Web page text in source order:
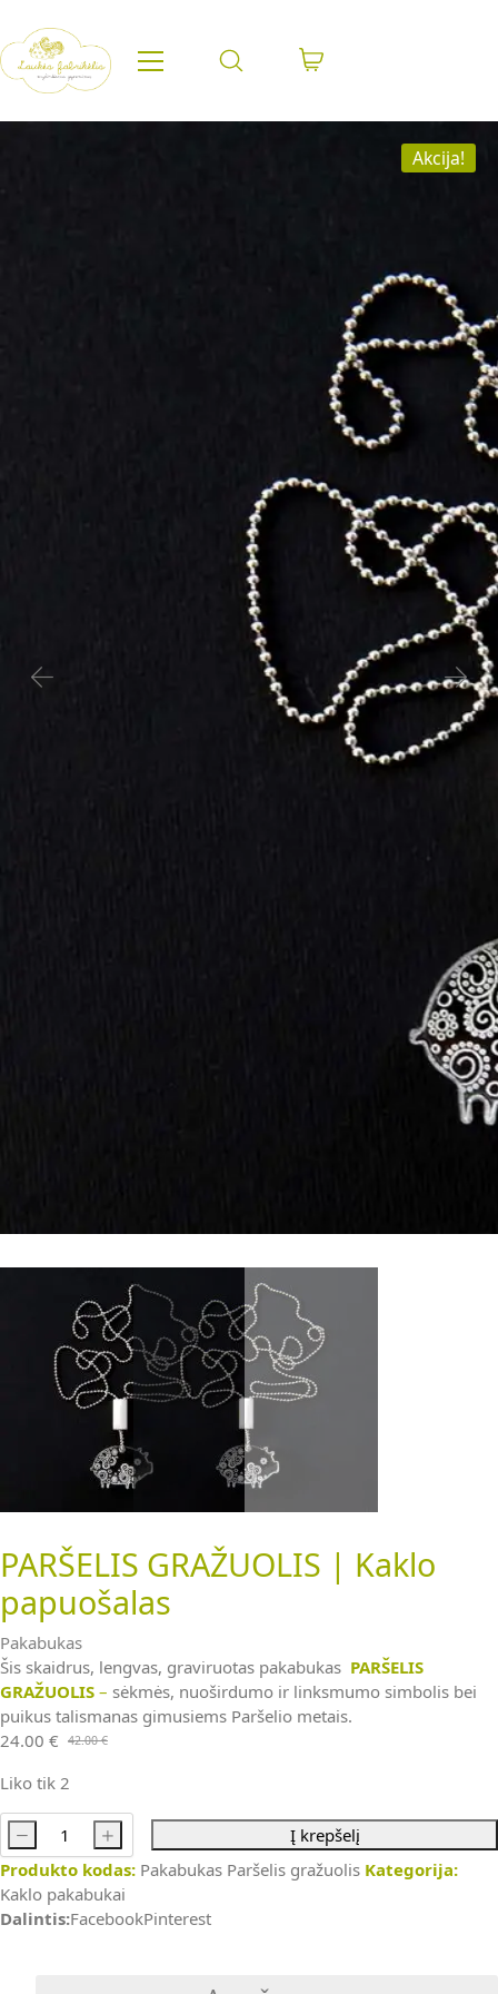
Akcija!
PARŠELIS GRAŽUOLIS | Kaklo
papuošalas
Pakabukas
Šis skaidrus, lengvas, graviruotas pakabukas PARŠELIS
GRAŽUOLIS – sėkmės, nuoširdumo ir linksmumo simbolis bei
puikus talismanas gimusiems Paršelio metais.
42.00€
Original
price
42.00 €.
24.00 €
Current
price
24.00 €.
Liko tik 2
produkto
kiekis:
PARŠELIS
GRAŽUOLIS
- +
Į krepšelį
Produkto kodas: Pakabukas Paršelis gražuolis Kategorija:
Kaklo pakabukai
Dalintis:FacebookPinterest